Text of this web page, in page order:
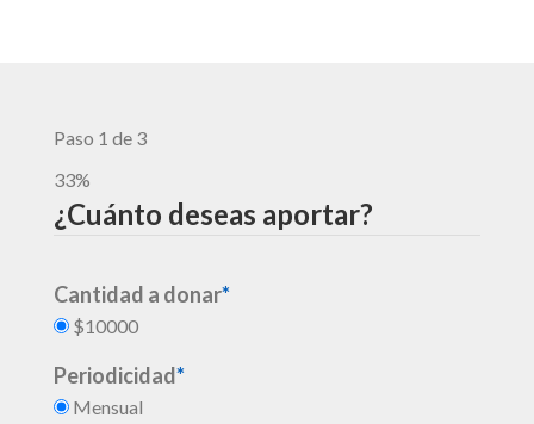
Paso 1 de 3
33%
¿Cuánto deseas aportar?
Cantidad a donar*
$10000
Periodicidad*
Mensual